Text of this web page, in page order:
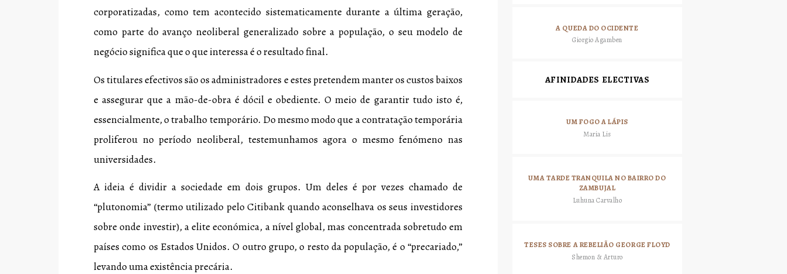
corporatizadas, como tem acontecido sistematicamente durante a última geração,
como parte do avanço neoliberal generalizado sobre a população, o seu modelo de
negócio significa que o que interessa é o resultado final.
Os titulares efectivos são os administradores e estes pretendem manter os custos baixos
e assegurar que a mão-de-obra é dócil e obediente. O meio de garantir tudo isto é,
essencialmente, o trabalho temporário. Do mesmo modo que a contratação temporária
proliferou no período neoliberal, testemunhamos agora o mesmo fenómeno nas
universidades.
A ideia é dividir a sociedade em dois grupos. Um deles é por vezes chamado de
“plutonomia” (termo utilizado pelo Citibank quando aconselhava os seus investidores
sobre onde investir), a elite económica, a nível global, mas concentrada sobretudo em
países como os Estados Unidos. O outro grupo, o resto da população, é o “precariado,”
levando uma existência precária.
A QUEDA DO OCIDENTE
Giorgio Agamben
AFINIDADES ELECTIVAS
UM FOGO A LÁPIS
Maria Lis
UMA TARDE TRANQUILA NO BAIRRO DO
ZAMBUJAL
Luhuna Carvalho
TESES SOBRE A REBELIÃO GEORGE FLOYD
Shemon & Arturo